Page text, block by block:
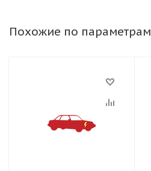
Похожие по параметрам